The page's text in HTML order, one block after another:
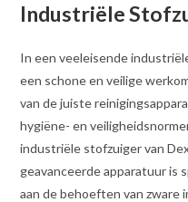
Industriële
In een veeleisende
een schone en veilige
van de juiste
hygiëne- en
industriële stofzuiger van
geavanceerde apparatuur is
aan de behoeften van zware